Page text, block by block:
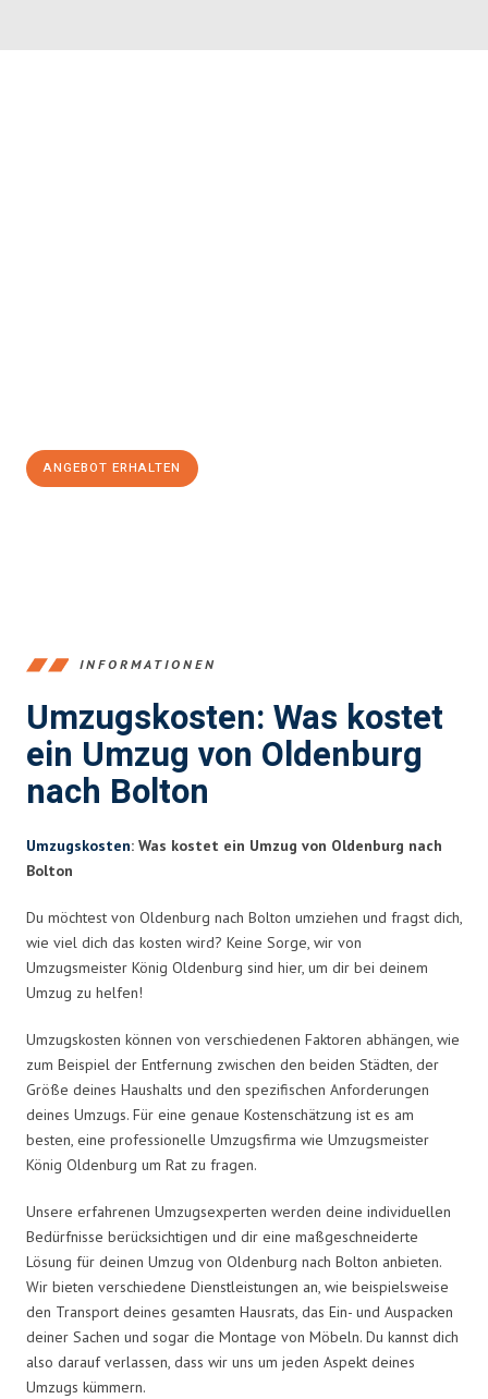
ANGEBOT ERHALTEN
INFORMATIONEN
Umzugskosten: Was kostet
ein Umzug von Oldenburg
nach Bolton
Umzugskosten: Was kostet ein Umzug von Oldenburg nach
Bolton
Du möchtest von Oldenburg nach Bolton umziehen und fragst dich,
wie viel dich das kosten wird? Keine Sorge, wir von
Umzugsmeister König Oldenburg sind hier, um dir bei deinem
Umzug zu helfen!
Umzugskosten können von verschiedenen Faktoren abhängen, wie
zum Beispiel der Entfernung zwischen den beiden Städten, der
Größe deines Haushalts und den spezifischen Anforderungen
deines Umzugs. Für eine genaue Kostenschätzung ist es am
besten, eine professionelle Umzugsfirma wie Umzugsmeister
König Oldenburg um Rat zu fragen.
Unsere erfahrenen Umzugsexperten werden deine individuellen
Bedürfnisse berücksichtigen und dir eine maßgeschneiderte
Lösung für deinen Umzug von Oldenburg nach Bolton anbieten.
Wir bieten verschiedene Dienstleistungen an, wie beispielsweise
den Transport deines gesamten Hausrats, das Ein- und Auspacken
deiner Sachen und sogar die Montage von Möbeln. Du kannst dich
also darauf verlassen, dass wir uns um jeden Aspekt deines
Umzugs kümmern.